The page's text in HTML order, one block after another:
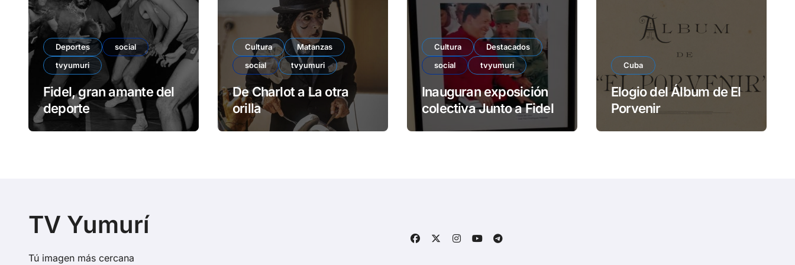
e
Deportes
social
tvyumuri
Fidel, gran amante del
deporte
Cultura
Matanzas
social
tvyumuri
De Charlot a La otra
orilla
Cultura
Destacados
social
tvyumuri
Inauguran exposición
colectiva Junto a Fidel
Cuba
Elogio del Álbum de El
Porvenir
TV Yumurí
Tú imagen más cercana